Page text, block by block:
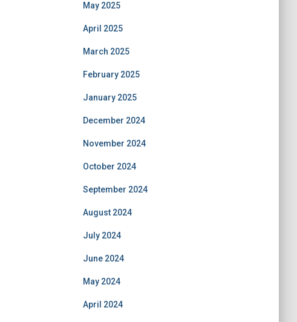
May 2025
April 2025
March 2025
February 2025
January 2025
December 2024
November 2024
October 2024
September 2024
August 2024
July 2024
June 2024
May 2024
April 2024